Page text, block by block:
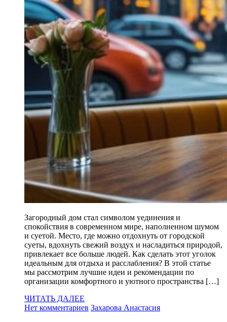
Загородный дом стал символом уединения и
спокойствия в современном мире, наполненном шумом
и суетой. Место, где можно отдохнуть от городской
суеты, вдохнуть свежий воздух и насладиться природой,
привлекает все больше людей. Как сделать этот уголок
идеальным для отдыха и расслабления? В этой статье
мы рассмотрим лучшие идеи и рекомендации по
организации комфортного и уютного пространства […]
ЧИТАТЬ ДАЛЕЕ
Нет комментариев Захарова Анастасия